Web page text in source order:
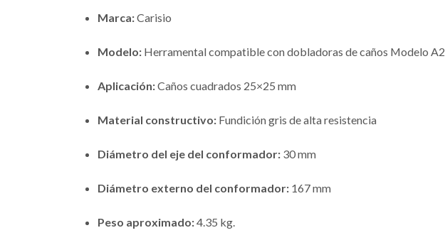
Marca:Carisio
Modelo: Herramental compatible con dobladoras de caños Modelo A2
Aplicación:Caños cuadrados 25×25 mm
Material constructivo: Fundición gris de alta resistencia
Diámetro del eje del conformador: 30 mm
Diámetro externo del conformador: 167 mm
Peso aproximado:4.35 kg.